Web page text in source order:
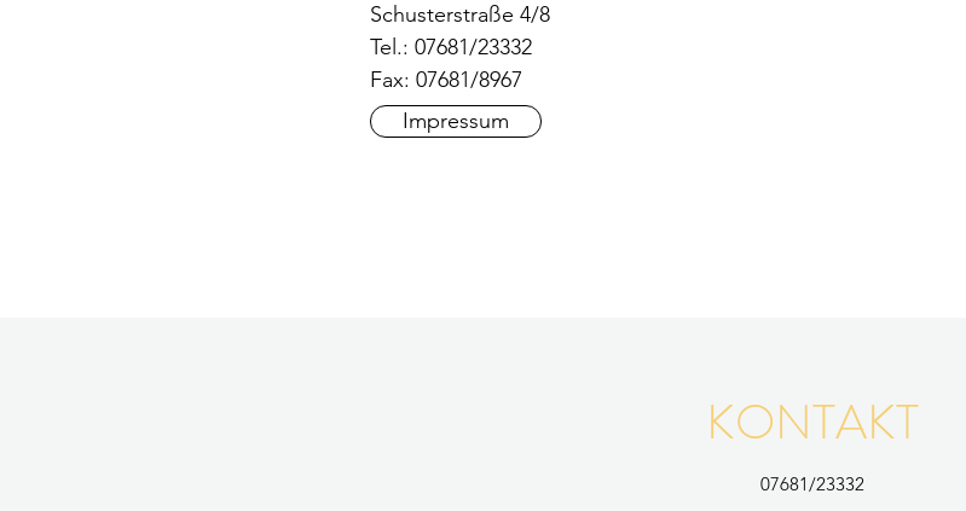
Schusterstraße 4/8
Tel.: 07681/23332
Fax: 07681/8967
Impressum
KONTAKT
07681/23332